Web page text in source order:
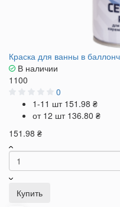
Краска для ванны в
В наличии
1100
0
1-11 шт 151.98 ₴
от 12 шт 136.80 ₴
151.98 ₴
Купить